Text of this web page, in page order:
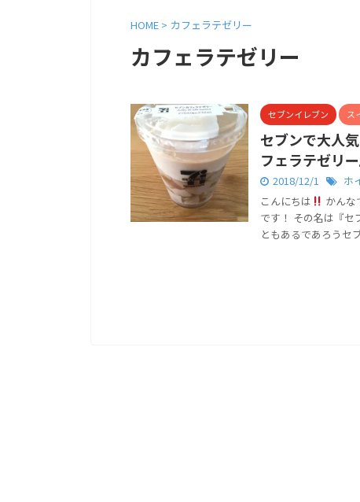
HOME > カフェラテゼリー
カフェラテゼリー
セブンイレブン ス
セブンで大人
フェラテゼリ
2018/12/1 ホ
こんにちは
かんな
です！ その名は『
ともあるであろうセ